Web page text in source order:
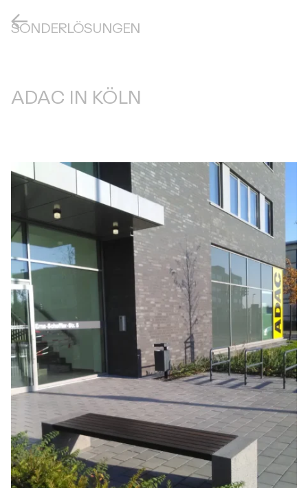
SONDERLÖSUNGEN
ADAC IN KÖLN